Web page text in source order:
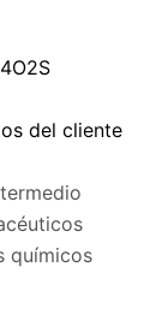
del cliente
químicos